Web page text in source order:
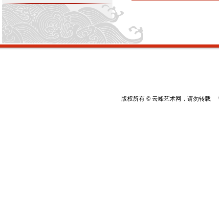
版权所有 © 云峰艺术网，请勿转载